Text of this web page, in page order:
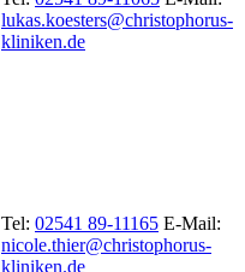
lukas.koesters@christophorus-
kliniken.de
Tel: 02541 89-11165 E-Mail:
nicole.thier@christophorus-
kliniken.de